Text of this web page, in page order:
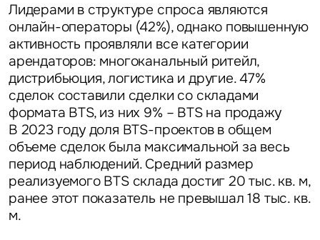
Лидерами в структуре спроса являются
онлайн-операторы (42%), однако повышенную
активность проявляли все категории
арендаторов: многоканальный ритейл,
дистрибьюция, логистика и другие. 47%
сделок составили сделки со складами
формата BTS, из них 9% – BTS на продажу
В 2023 году доля BTS-проектов в общем
объеме сделок была максимальной за весь
период наблюдений. Средний размер
реализуемого BTS склада достиг 20 тыс. кв. м,
ранее этот показатель не превышал 18 тыс. кв.
м.